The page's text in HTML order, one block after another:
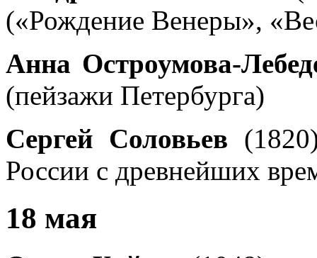
(«Рождение Венеры»,
Анна Остроумова-
(пейзажи Петербурга)
Сергей Соловьев
России с древнейших
18 мая